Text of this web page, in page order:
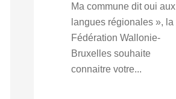
Ma commune dit oui aux
langues régionales », la
Fédération Wallonie-
Bruxelles souhaite
connaitre votre...